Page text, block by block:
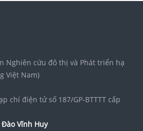
Nghiên cứu đô thị và Phát triển hạ
Việt Nam)
chí điện tử số 187/GP-BTTTT cấp
Vĩnh Huy